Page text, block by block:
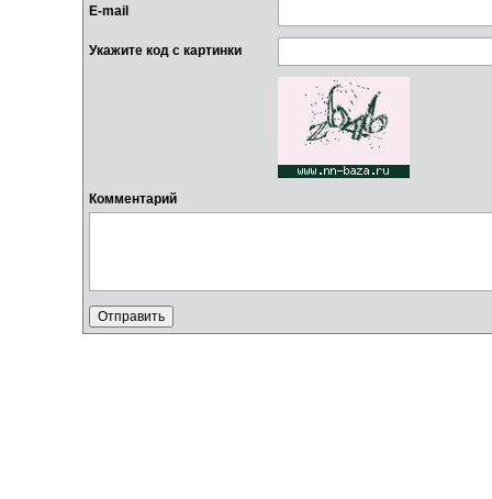
E-mail
Укажите код с картинки
Комментарий